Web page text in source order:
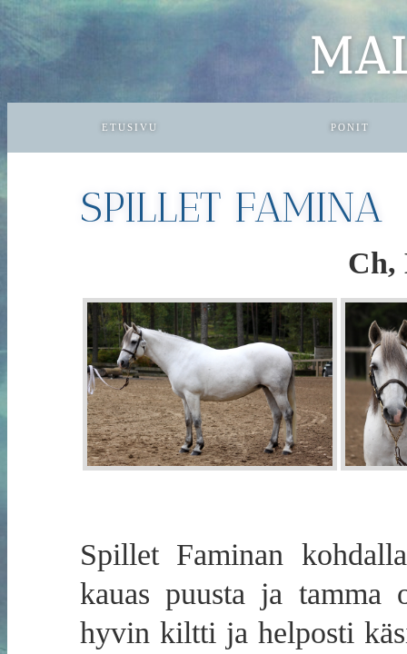
ETUSIVU PONIT
SPILLET FAMINA
Spillet Faminan
kauas puusta ja tamma
hyvin kiltti ja helposti